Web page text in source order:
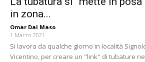
in zona...
Omar Dal Maso -
1 Marzo 2021
Si lavora da qualche giorno in località
Vicentino, per creare un "link" di tubature